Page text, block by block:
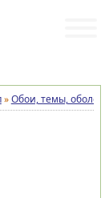
»Обои, темы,